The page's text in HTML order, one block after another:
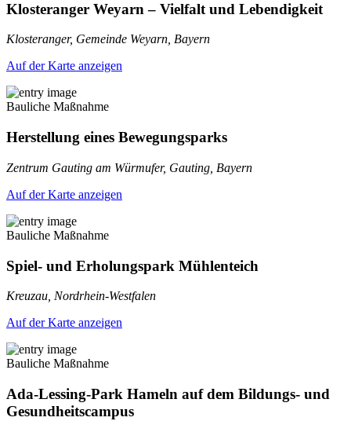
Klosteranger Weyarn – Vielfalt und Lebendigkeit
Klosteranger, Gemeinde Weyarn, Bayern
Auf der Karte anzeigen
Bauliche Maßnahme
Herstellung eines Bewegungsparks
Zentrum Gauting am Würmufer, Gauting, Bayern
Auf der Karte anzeigen
Bauliche Maßnahme
Spiel- und Erholungspark Mühlenteich
Kreuzau, Nordrhein-Westfalen
Auf der Karte anzeigen
Bauliche Maßnahme
Ada-Lessing-Park Hameln auf dem Bildungs- und
Gesundheitscampus